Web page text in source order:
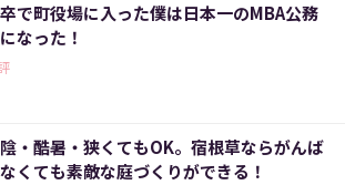
で町役場に入った僕は日本一のMBA公務
なった！
・酷暑・狭くてもOK。宿根草ならがんば
くても素敵な庭づくりができる！